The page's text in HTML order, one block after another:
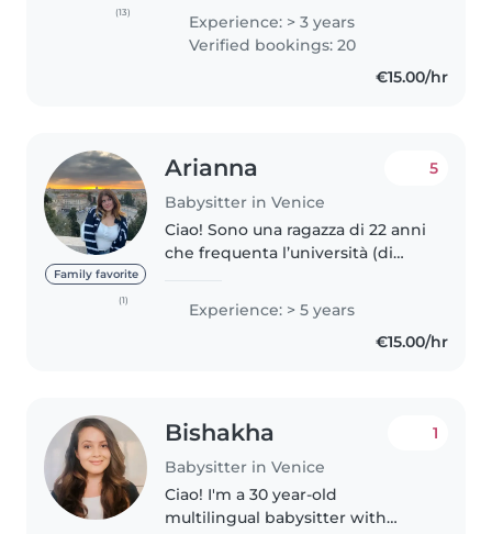
(13)
in quanto l'ho fatta parecchie
volte a bambini di tutte le età, da
6 mesi a 12 anni. Non ho..
Experience: > 3 years
Verified bookings: 20
€15.00/hr
Family favorite
(1)
Arianna
Babysitter in Venice
5
Ciao! Sono una ragazza di 22 anni
che frequenta l’università (di
rialto). Sono disponibile da
ottobre, durante la giornata dal
Experience: > 5 years
€15.00/hr
Bishakha
Babysitter in Venice
1
Ciao! I'm a 30 year-old
multilingual babysitter with